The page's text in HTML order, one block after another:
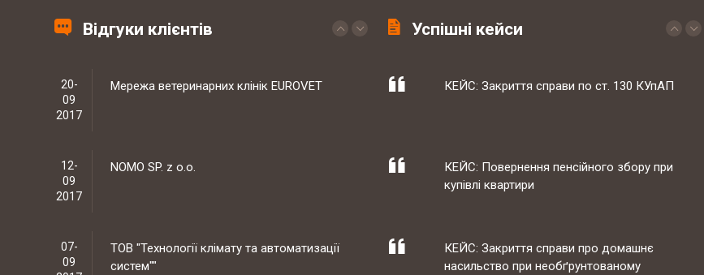
Відгуки клієнтів
09
2017
12-
09
2017
NOMO SP. z o.o.
07-
09
2017
ТОВ "Технології клімату та автоматизації
01-
09
Приватне підприємство "НОВІТЕХ"
Успішні кейси
КЕЙС: Повернення пенсійного збору при
КЕЙС: Закриття справи про домашнє
насильство при необґрунтованому
Прописка "по новому"